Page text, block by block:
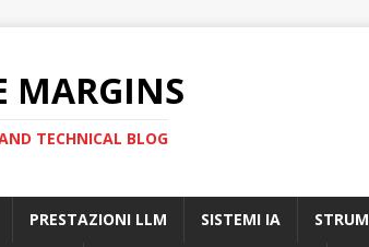
MARGINS
TECHNICAL BLOG
PRESTAZIONI LLM SISTEMI IA